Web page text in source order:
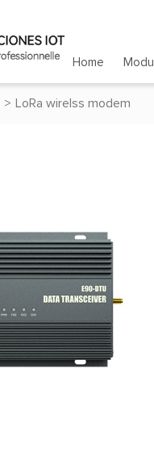
Home
> LoRa wirelss modem